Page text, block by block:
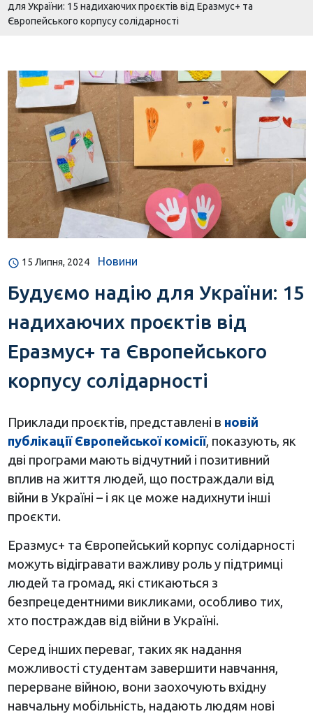
для України: 15 надихаючих проєктів від Еразмус+ та
Європейського корпусу солідарності
15 Липня, 2024 Новини
Будуємо надію для України: 15
надихаючих проєктів від
Еразмус+ та Європейського
корпусу солідарності
Приклади проєктів, представлені в новій
публікації Європейської комісії, показують, як
дві програми мають відчутний і позитивний
вплив на життя людей, що постраждали від
війни в Україні – і як це може надихнути інші
проєкти.
Еразмус+ та Європейський корпус солідарності
можуть відігравати важливу роль у підтримці
людей та громад, які стикаються з
безпрецедентними викликами, особливо тих,
хто постраждав від війни в Україні.
Серед інших переваг, таких як надання
можливості студентам завершити навчання,
перерване війною, вони заохочують вхідну
навчальну мобільність, надають людям нові